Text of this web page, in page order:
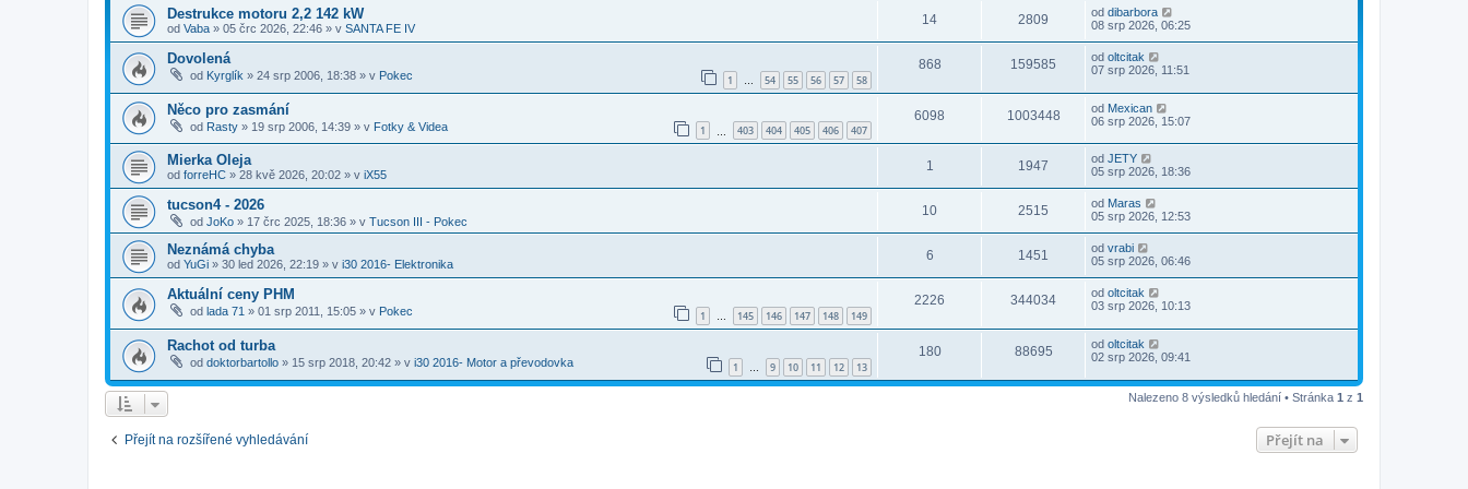
Destrukce motoru 2,2 142 kW
od Vaba » 05 črc 2026, 22:46 » v SANTA FE IV
14 2809 od dibarbora
08 srp 2026, 06:25
Dovolená
od Kyrglík » 24 srp 2006, 18:38 » v Pokec 1 … 54 55 56 57 58
868 159585 od oltcitak
07 srp 2026, 11:51
Něco pro zasmání
od Rasty » 19 srp 2006, 14:39 » v Fotky & Videa 1 403 404 405 406 407
6098 1003448 od Mexican
06 srp 2026, 15:07
Mierka Oleja
od forreHC » 28 kvě 2026, 20:02 » v iX55
1 1947 od JETY
05 srp 2026, 18:36
tucson4 - 2026
od JoKo » 17 črc 2025, 18:36 » v Tucson III - Pokec
10 2515 od Maras
05 srp 2026, 12:53
Neznámá chyba
od YuGi » 30 led 2026, 22:19 » v i30 2016- Elektronika
6 1451 od vrabi
05 srp 2026, 06:46
Aktuální ceny PHM
od lada 71 » 01 srp 2011, 15:05 » v Pokec 1 … 145 146 147 148 149
2226 344034 od oltcitak
03 srp 2026, 10:13
Rachot od turba
od doktorbartollo » 15 srp 2018, 20:42 » v i30 2016- Motor a převodovka 1 … 9 10 11 12 13
180 88695 od oltcitak
02 srp 2026, 09:41
Nalezeno 8 výsledků hledání • Stránka 1 z 1
Přejít na rozšířené vyhledávání Přejít na